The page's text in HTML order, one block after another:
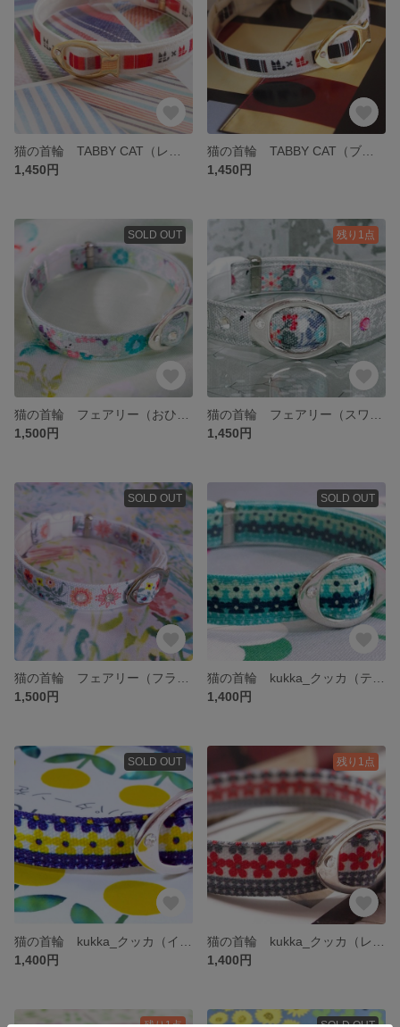
1,450円
1,450円
SOLD OUT
1,500円
残り1点
1,450円
SOLD OUT
1,500円
SOLD OUT
1,400円
SOLD OUT
1,400円
残り1点
1,400円